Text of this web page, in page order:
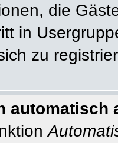
die
in
zu
automatisch